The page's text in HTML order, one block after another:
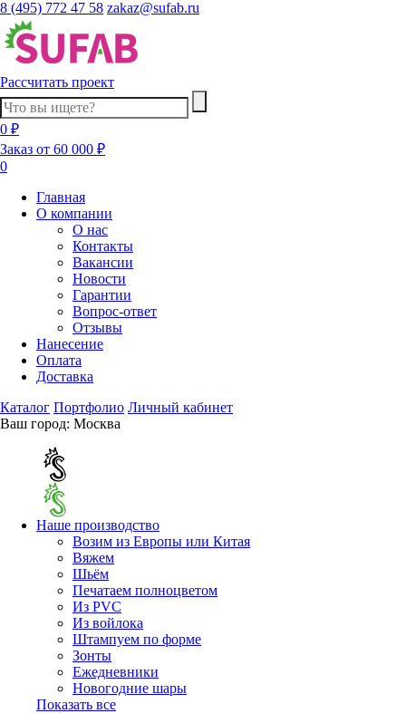
8 (495) 772 47 58 zakaz@sufab.ru
Рассчитать проект
0 ₽
Заказ от 60 000 ₽
0
Главная
О компании
О нас
Контакты
Вакансии
Новости
Гарантии
Вопрос-ответ
Отзывы
Нанесение
Оплата
Доставка
Каталог Портфолио Личный кабинет
Ваш город: Москва
Наше производство
Возим из Европы или Китая
Вяжем
Шьём
Печатаем полноцветом
Из PVC
Из войлока
Штампуем по форме
Зонты
Ежедневники
Новогодние шары
Показать все